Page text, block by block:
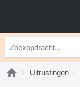
Uitrustingen